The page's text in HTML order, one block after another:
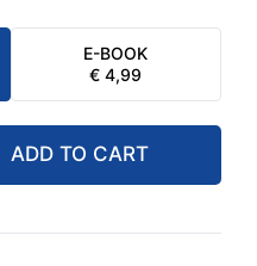
E-BOOK
€ 4,99
ADD TO CART